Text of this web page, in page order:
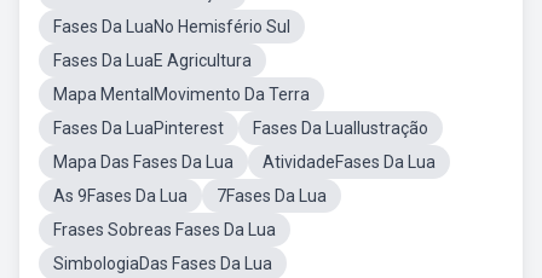
Fases Da LuaNo Hemisfério Sul
Fases Da LuaE Agricultura
Mapa MentalMovimento Da Terra
Fases Da LuaPinterest
Fases Da LuaIlustração
Mapa Das Fases Da Lua
AtividadeFases Da Lua
As 9Fases Da Lua
7Fases Da Lua
Frases Sobreas Fases Da Lua
SimbologiaDas Fases Da Lua